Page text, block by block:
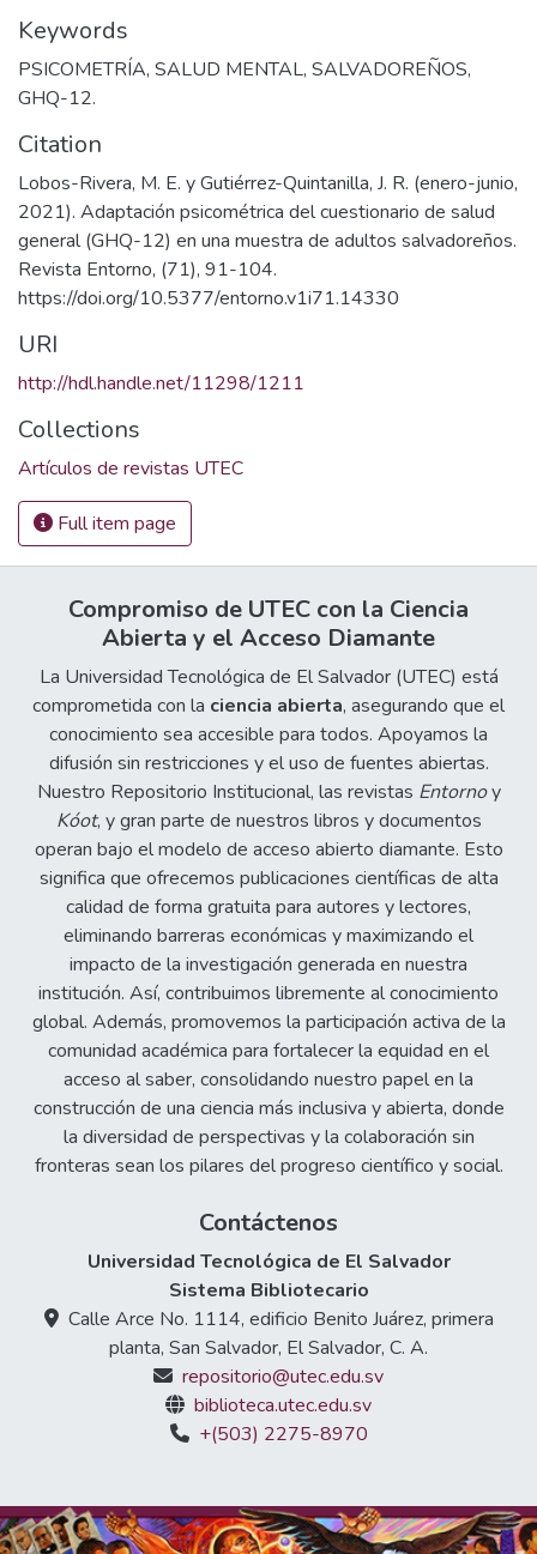
Keywords
PSICOMETRÍA, SALUD MENTAL, SALVADOREÑOS,
GHQ-12.
Citation
Lobos-Rivera, M. E. y Gutiérrez-Quintanilla, J. R. (enero-junio,
2021). Adaptación psicométrica del cuestionario de salud
general (GHQ-12) en una muestra de adultos salvadoreños.
Revista Entorno, (71), 91-104.
https://doi.org/10.5377/entorno.v1i71.14330
URI
http://hdl.handle.net/11298/1211
Collections
Artículos de revistas UTEC
Full item page
Compromiso de UTEC con la Ciencia
Abierta y el Acceso Diamante
La Universidad Tecnológica de El Salvador (UTEC) está
comprometida con la ciencia abierta, asegurando que el
conocimiento sea accesible para todos. Apoyamos la
difusión sin restricciones y el uso de fuentes abiertas.
Nuestro Repositorio Institucional, las revistas Entornoy
Kóot, y gran parte de nuestros libros y documentos
operan bajo el modelo de acceso abierto diamante. Esto
significa que ofrecemos publicaciones científicas de alta
calidad de forma gratuita para autores y lectores,
eliminando barreras económicas y maximizando el
impacto de la investigación generada en nuestra
institución. Así, contribuimos libremente al conocimiento
global. Además, promovemos la participación activa de la
comunidad académica para fortalecer la equidad en el
acceso al saber, consolidando nuestro papel en la
construcción de una ciencia más inclusiva y abierta, donde
la diversidad de perspectivas y la colaboración sin
fronteras sean los pilares del progreso científico y social.
Contáctenos
Universidad Tecnológica de El Salvador
Sistema Bibliotecario
Calle Arce No. 1114, edificio Benito Juárez, primera
planta, San Salvador, El Salvador, C. A.
repositorio@utec.edu.sv
biblioteca.utec.edu.sv
+(503) 2275-8970